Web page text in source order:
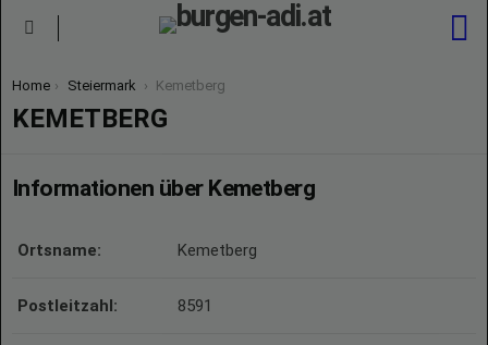
You are here:
Home Steiermark Kemetberg
KEMETBERG
Informationen über Kemetberg
Ortsname: Kemetberg
Postleitzahl: 8591